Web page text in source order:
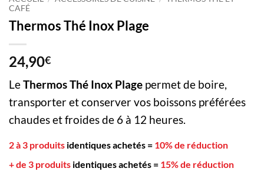
CAFÉ
Thermos Thé Inox Plage
24,90€
LeThermos Thé Inox Plage permet de boire,
transporter et conserver vos boissons préférées
chaudes et froides de 6 à 12 heures.
2 à 3 produits identiques achetés = 10% de réduction
+ de 3 produits identiques achetés = 15% de réduction